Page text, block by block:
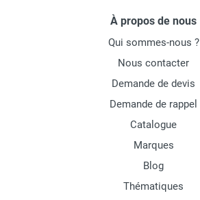
À propos de nous
Qui sommes-nous ?
Nous contacter
Demande de devis
Demande de rappel
Catalogue
Marques
Blog
Thématiques